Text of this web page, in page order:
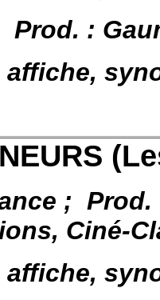
Prod. :
affiche,
; Prod.
Ciné-
affiche,